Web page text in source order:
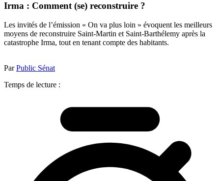
Irma : Comment (se) reconstruire ?
Les invités de l’émission « On va plus loin » évoquent les meilleurs
moyens de reconstruire Saint-Martin et Saint-Barthélemy après la
catastrophe Irma, tout en tenant compte des habitants.
ParPublic Sénat
Temps de lecture :